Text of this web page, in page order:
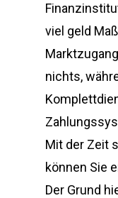
viel geld
nichts,
Mit der Zeit
können Sie
Der Grund